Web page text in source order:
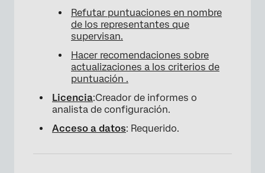
Refutar puntuaciones en nombre
de los representantes que
supervisan.
Hacer recomendaciones sobre
actualizaciones a los criterios de
puntuación .
Licencia:Creador de informes o
analista de configuración.
Acceso a datos: Requerido.